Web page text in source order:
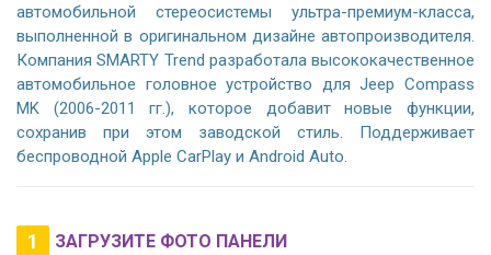
автомобильной стереосистемы ультра-премиум-класса,
выполненной в оригинальном дизайне автопроизводителя.
Компания SMARTY Trend разработала высококачественное
автомобильное головное устройство для Jeep Compass
MK (2006-2011 гг.), которое добавит новые функции,
сохранив при этом заводской стиль. Поддерживает
беспроводной Apple CarPlay и Android Auto.
1 ЗАГРУЗИТЕ ФОТО ПАНЕЛИ